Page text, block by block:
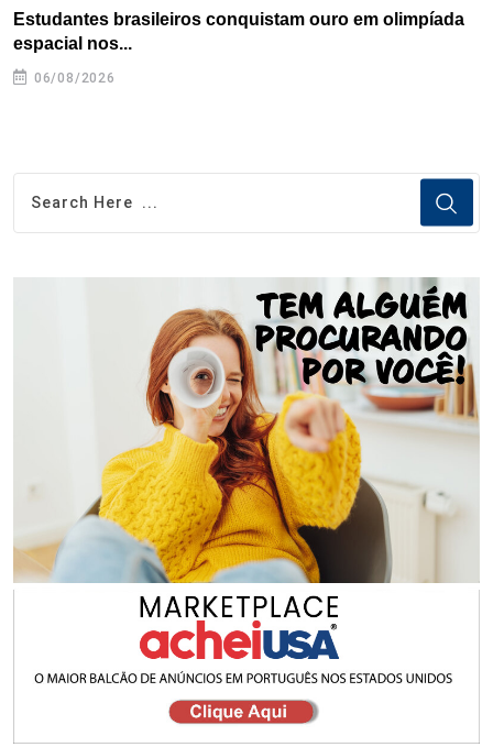
Estudantes brasileiros conquistam ouro em olimpíada
espacial nos...
06/08/2026